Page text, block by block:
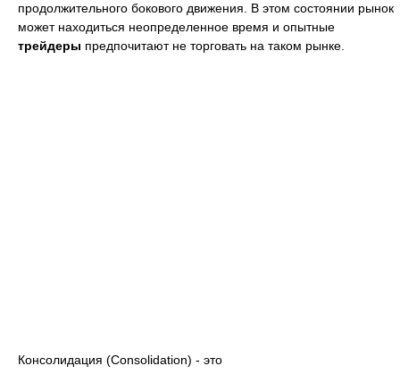
продолжительного бокового движения. В этом состоянии рынок
может находиться неопределенное время и опытные
трейдеры предпочитают не торговать на таком рынке.
Консолидация (Consolidation) - это